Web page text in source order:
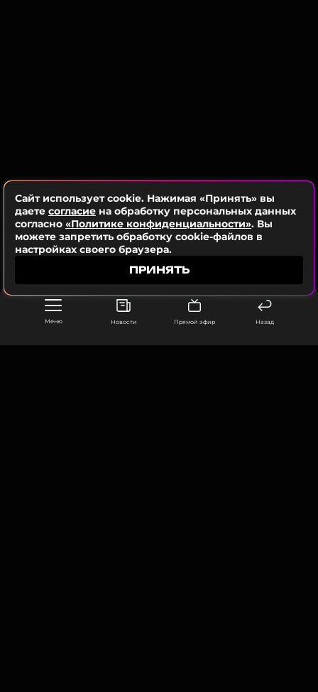
Меню Новости Прямой эфир Назад
Instagram* Ирины Шейк
Поклонники Ирины Шейк отреагировали на пост,
высоко оценив ее подтянутую фигуру и отметив,
что портретные кадры получились «по-
настоящему жаркими».
Сайт использует cookie. Нажимая «Принять» вы
даете согласие на обработку персональных данных
согласно «Политике конфиденциальности». Вы
можете запретить обработку cookie-файлов в
настройках своего браузера.
ПРИНЯТЬ